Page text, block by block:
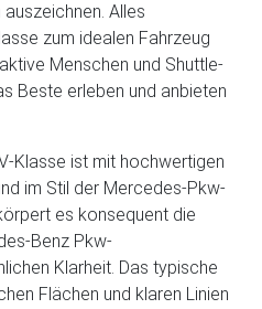
Alles
zum idealen Fahrzeug
Menschen und Shuttle-
Beste erleben und anbieten
Klasse ist mit hochwertigen
im Stil der Mercedes-Pkw-
es konsequent die
Benz Pkw-
Klarheit. Das typische
Flächen und klaren Linien